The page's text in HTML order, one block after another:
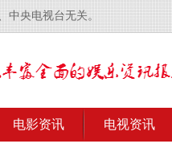
中央电视台无关。
电影资讯 电视资讯